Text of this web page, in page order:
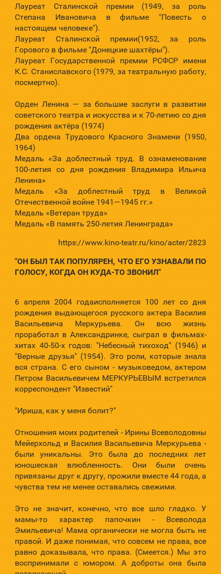
Лауреат Сталинской премии (1949, за роль
Степана Ивановича в фильме "Повесть о
настоящем человеке").
Лауреат Сталинской премии(1952, за роль
Горового в фильме "Донецкие шахтёры").
Лауреат Государственной премии РСФСР имени
К.С. Станиславского (1979, за театральную работу,
посмертно).
Орден Ленина — за большие заслуги в развитии
советского театра и искусства и к 70-летию со дня
рождения актёра (1974)
Два ордена Трудового Красного Знамени (1950,
1964)
Медаль «За доблестный труд. В ознаменование
100-летия со дня рождения Владимира Ильича
Ленина»
Медаль «За доблестный труд в Великой
Отечественной войне 1941—1945 гг.»
Медаль «Ветеран труда»
Медаль «В память 250-летия Ленинграда»
https://www.kino-teatr.ru/kino/acter/2823
"ОН БЫЛ ТАК ПОПУЛЯРЕН, ЧТО ЕГО УЗНАВАЛИ ПО
ГОЛОСУ, КОГДА ОН КУДА-ТО ЗВОНИЛ"
6 апреля 2004 годаисполняется 100 лет со дня
рождения выдающегося русского актера Василия
Васильевича Меркурьева. Он всю жизнь
проработал в Александринке, сыграл в фильмах-
хитах 40-50-х годов: "Небесный тихоход" (1946) и
"Верные друзья" (1954). Это роли, которые знала
вся страна. С его сыном - музыковедом, актером
Петром Васильевичем МЕРКУРЬЕВЫМ встретился
корреспондент "Известий"
"Ириша, как у меня болит?"
Отношения моих родителей - Ирины Всеволодовны
Мейерхольд и Василия Васильевича Меркурьева -
были уникальны. Это была до последних лет
юношеская влюбленность. Они были очень
привязаны друг к другу, прожили вместе 44 года, а
чувства тем не менее оставались свежими.
Это не значит, конечно, что все шло гладко. У
мамы-то характер папочкин - Всеволода
Эмильевича! Мама органически не могла быть не
правой. И даже понимая, что совсем не права, все
равно доказывала, что права. (Смеется.) Мы это
воспринимали с юмором. А доброты она была